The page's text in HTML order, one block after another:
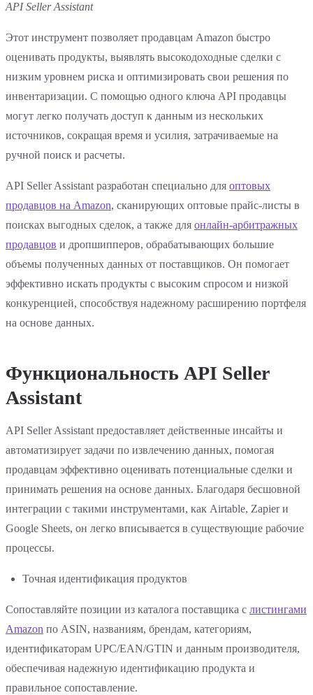
API Seller Assistant
Этот инструмент позволяет продавцам Amazon быстро
оценивать продукты, выявлять высокодоходные сделки с
низким уровнем риска и оптимизировать свои решения по
инвентаризации. С помощью одного ключа API продавцы
могут легко получать доступ к данным из нескольких
источников, сокращая время и усилия, затрачиваемые на
ручной поиск и расчеты.
API Seller Assistant разработан специально для оптовых
продавцов на Amazon, сканирующих оптовые прайс-листы в
поисках выгодных сделок, а также для онлайн-арбитражных
продавцов и дропшипперов, обрабатывающих большие
объемы полученных данных от поставщиков. Он помогает
эффективно искать продукты с высоким спросом и низкой
конкуренцией, способствуя надежному расширению портфеля
на основе данных.
Функциональность API Seller
Assistant
API Seller Assistant предоставляет действенные инсайты и
автоматизирует задачи по извлечению данных, помогая
продавцам эффективно оценивать потенциальные сделки и
принимать решения на основе данных. Благодаря бесшовной
интеграции с такими инструментами, как Airtable, Zapier и
Google Sheets, он легко вписывается в существующие рабочие
процессы.
Точная идентификация продуктов
Сопоставляйте позиции из каталога поставщика с листингами
Amazon по ASIN, названиям, брендам, категориям,
идентификаторам UPC/EAN/GTIN и данным производителя,
обеспечивая надежную идентификацию продукта и
правильное сопоставление.